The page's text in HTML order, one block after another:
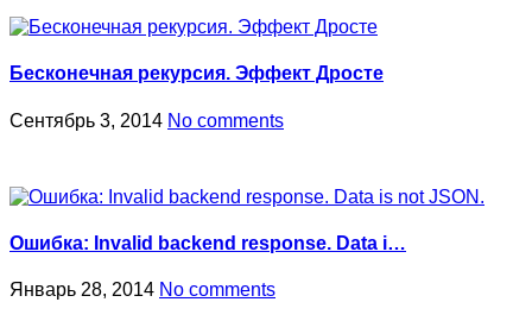
Бесконечная рекурсия. Эффект Дросте
Сентябрь 3, 2014 No comments
Ошибка: Invalid backend response. Data i…
Январь 28, 2014 No comments